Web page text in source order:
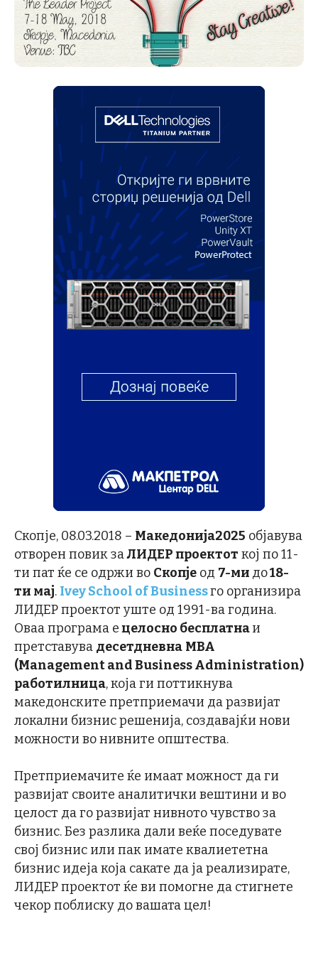
Скопје, 08.03.2018 – Македонија2025 објавува
отворен повик заЛИДЕР проектот кој по 11-
ти пат ќе се одржи во Скопје од 7-ми до18-
ти мај. Ivey School of Businessго организира
ЛИДЕР проектот уште од 1991-ва година.
Оваа програма ецелосно бесплатнаи
претставува десетдневна MBA
(Management and Business Administration)
работилница, која ги поттикнува
македонските претприемачи да развијат
локални бизнис решенија, создавајќи нови
можности во нивните општества.
Претприемачите ќе имаат можност да ги
развијат своите аналитички вештини и во
целост да го развијат нивното чувство за
бизнис. Без разлика дали веќе поседувате
свој бизнис или пак имате квалиететна
бизнис идеја која сакате да ја реализирате,
ЛИДЕР проектот ќе ви помогне да стигнете
чекор поблиску до вашата цел!